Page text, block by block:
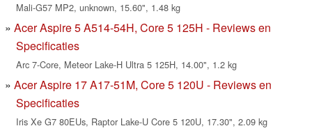
Mali-G57 MP2, unknown, 15.60", 1.48 kg
Acer Aspire 5 A514-54H, Core 5 125H - Reviews en
Specificaties
Arc 7-Core, Meteor Lake-H Ultra 5 125H, 14.00", 1.2 kg
Acer Aspire 17 A17-51M, Core 5 120U - Reviews en
Specificaties
Iris Xe G7 80EUs, Raptor Lake-U Core 5 120U, 17.30", 2.09 kg